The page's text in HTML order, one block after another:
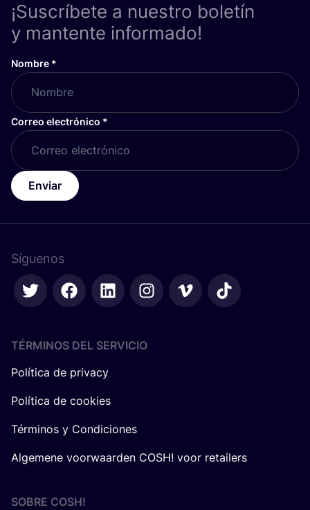
¡Suscríbete a nuestro boletín
y mantente informado!
Nombre *
Correo electrónico *
Enviar
Síguenos
TÉRMINOS DEL SERVICIO
Política de privacy
Política de cookies
Términos y Condiciones
Algemene voorwaarden COSH! voor retailers
SOBRE COSH!